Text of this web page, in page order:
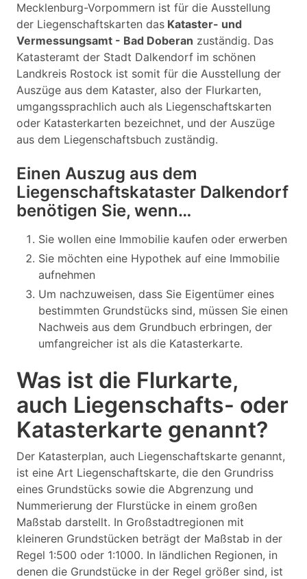
Mecklenburg-Vorpommern ist für die Ausstellung
der Liegenschaftskarten das Kataster- und
Vermessungsamt - Bad Doberan zuständig. Das
Katasteramt der Stadt Dalkendorf im schönen
Landkreis Rostock ist somit für die Ausstellung der
Auszüge aus dem Kataster, also der Flurkarten,
umgangssprachlich auch als Liegenschaftskarten
oder Katasterkarten bezeichnet, und der Auszüge
aus dem Liegenschaftsbuch zuständig.
Einen Auszug aus dem
Liegenschaftskataster Dalkendorf
benötigen Sie, wenn…
Sie wollen eine Immobilie kaufen oder erwerben
Sie möchten eine Hypothek auf eine Immobilie
aufnehmen
Um nachzuweisen, dass Sie Eigentümer eines
bestimmten Grundstücks sind, müssen Sie einen
Nachweis aus dem Grundbuch erbringen, der
umfangreicher ist als die Katasterkarte.
Was ist die Flurkarte,
auch Liegenschafts- oder
Katasterkarte genannt?
Der Katasterplan, auch Liegenschaftskarte genannt,
ist eine Art Liegenschaftskarte, die den Grundriss
eines Grundstücks sowie die Abgrenzung und
Nummerierung der Flurstücke in einem großen
Maßstab darstellt. In Großstadtregionen mit
kleineren Grundstücken beträgt der Maßstab in der
Regel 1:500 oder 1:1000. In ländlichen Regionen, in
denen die Grundstücke in der Regel größer sind, ist